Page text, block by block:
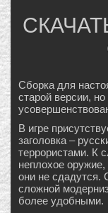
Сборка для
старой версии,
В игре
заголовка –
террористами. К
неплохое
они не сдадутся.
сложной
более удобными.